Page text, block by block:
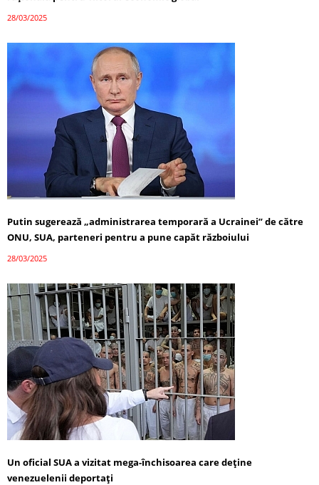
28/03/2025
Putin sugerează „administrarea temporară a Ucrainei” de către
ONU, SUA, parteneri pentru a pune capăt războiului
28/03/2025
Un oficial SUA a vizitat mega-închisoarea care deține
venezuelenii deportați